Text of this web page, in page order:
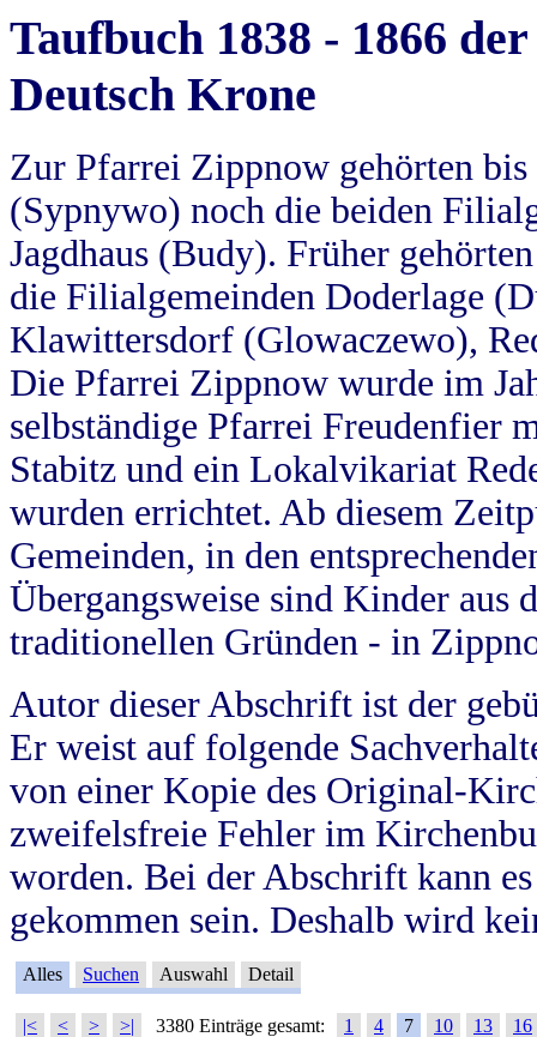
Taufbuch 1838 - 1866
Deutsch Krone
Zur Pfarrei Zippnow gehörten
(Sypnywo) noch die beiden
Jagdhaus (Budy). Früher
die Filialgemeinden Doderlage
Klawittersdorf (Glowaczewo),
Die Pfarrei Zippnow wurde im
selbständige Pfarrei Freudenfier
Stabitz und ein Lokalvikariat
wurden errichtet. Ab diesem
Gemeinden, in den
Übergangsweise sind Kinder aus
traditionellen Gründen - in
Autor dieser Abschrift ist der
Er weist auf folgende
von einer Kopie des Original-
zweifelsfreie Fehler im
worden. Bei der Abschrift kann
gekommen sein. Deshalb wird
Alles Suchen Auswahl Detail
|< < > >| 3380 Einträge gesamt: 1 4 7 10 13
16